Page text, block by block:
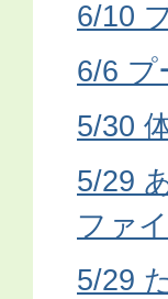
6/10
6/6 プ
5/30
5/29
ファ
5/29